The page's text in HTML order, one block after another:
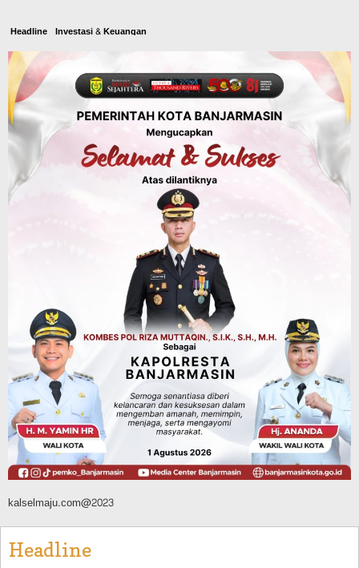
Headline Investasi & Keuangan
KUA-PPAS 2027 Banjarbaru Defisit 170
Miliar, Pendapatan 1,2 Triliun Belanja
1,37 Triliun, Tutup Kekurangan dari
SiLPA
Agustus 7, 2026
Kalsel
Operasi Sikat Intan 2026 Berakhir, Polda
Kalsel Amankan Ribuan Miras Hingga
Pemerintahan Sosial & Keagamaan
Banjarmasin Pilot Project Perlinsos
Digital, Target 30 Persen IKD Masih
Jauh, Komisi II DPR Turun Tangan
Agustus 7, 2026
kalselmaju.com@2023
Headline